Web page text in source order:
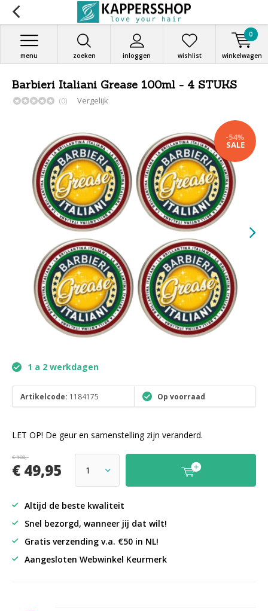
zoeken inloggen
menu wishlist winkelwagen
0
Barbieri Italiani Grease 100ml - 4 STUKS
(0) Vergelijk
-54%
SALE
1 a 2 werkdagen
Artikelcode: 1184175 Op voorraad
LET OP! De geur en samenstelling zijn veranderd.
€ 108,-
€ 49,95
Altijd de beste kwaliteit
Snel bezorgd, wanneer jij dat wilt!
Gratis verzending v.a. €50 in NL!
Aangesloten Webwinkel Keurmerk